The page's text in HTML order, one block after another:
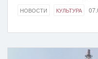
НОВОСТИ КУЛЬТУРА